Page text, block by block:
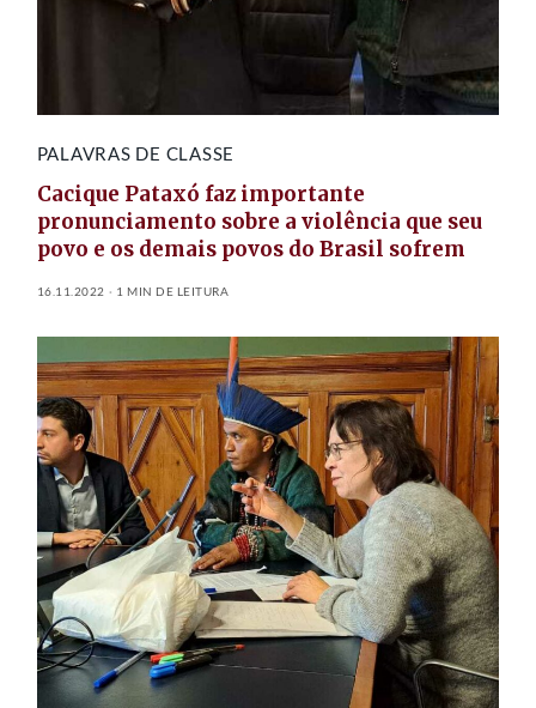
PALAVRAS DE CLASSE
Cacique Pataxó faz importante
pronunciamento sobre a violência que seu
povo e os demais povos do Brasil sofrem
16.11.2022 1 MIN DE LEITURA